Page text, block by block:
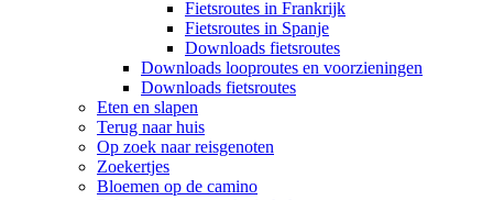
Fietsroutes in Frankrijk
Fietsroutes in Spanje
Downloads fietsroutes
Downloads looproutes en voorzieningen
Downloads fietsroutes
Eten en slapen
Terug naar huis
Op zoek naar reisgenoten
Zoekertjes
Bloemen op de camino